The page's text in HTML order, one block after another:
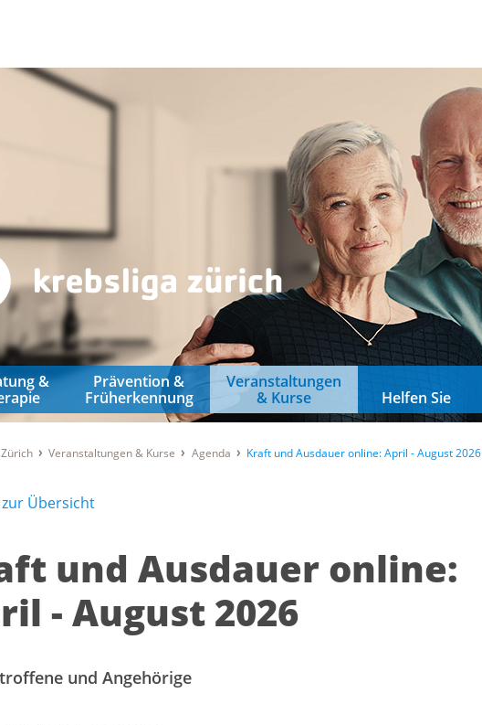
&
Prävention &
Früherkennung
Veranstaltungen
& Kurse
Helfen Sie
Veranstaltungen & Kurse Agenda Kraft und Ausdauer online: April - August 2026
Übersicht
und Ausdauer online:
- August 2026
und Angehörige